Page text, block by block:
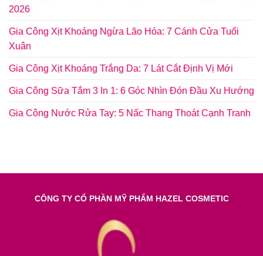
2026
Gia Công Xịt Khoáng Ngừa Lão Hóa: 7 Cánh Cửa Tuổi
Xuân
Gia Công Xịt Khoáng Trắng Da: 7 Lát Cắt Định Vị Mới
Gia Công Sữa Tắm 3 In 1: 6 Góc Nhìn Đón Đầu Xu Hướng
Gia Công Nước Rửa Tay: 5 Nấc Thang Thoát Cạnh Tranh
CÔNG TY CỔ PHẦN MỸ PHẨM HAZEL COSMETIC